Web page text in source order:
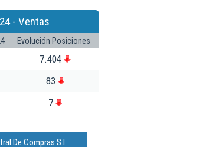
- Ventas
Evolución Posiciones
7.404
83
7
De Compras S.l.